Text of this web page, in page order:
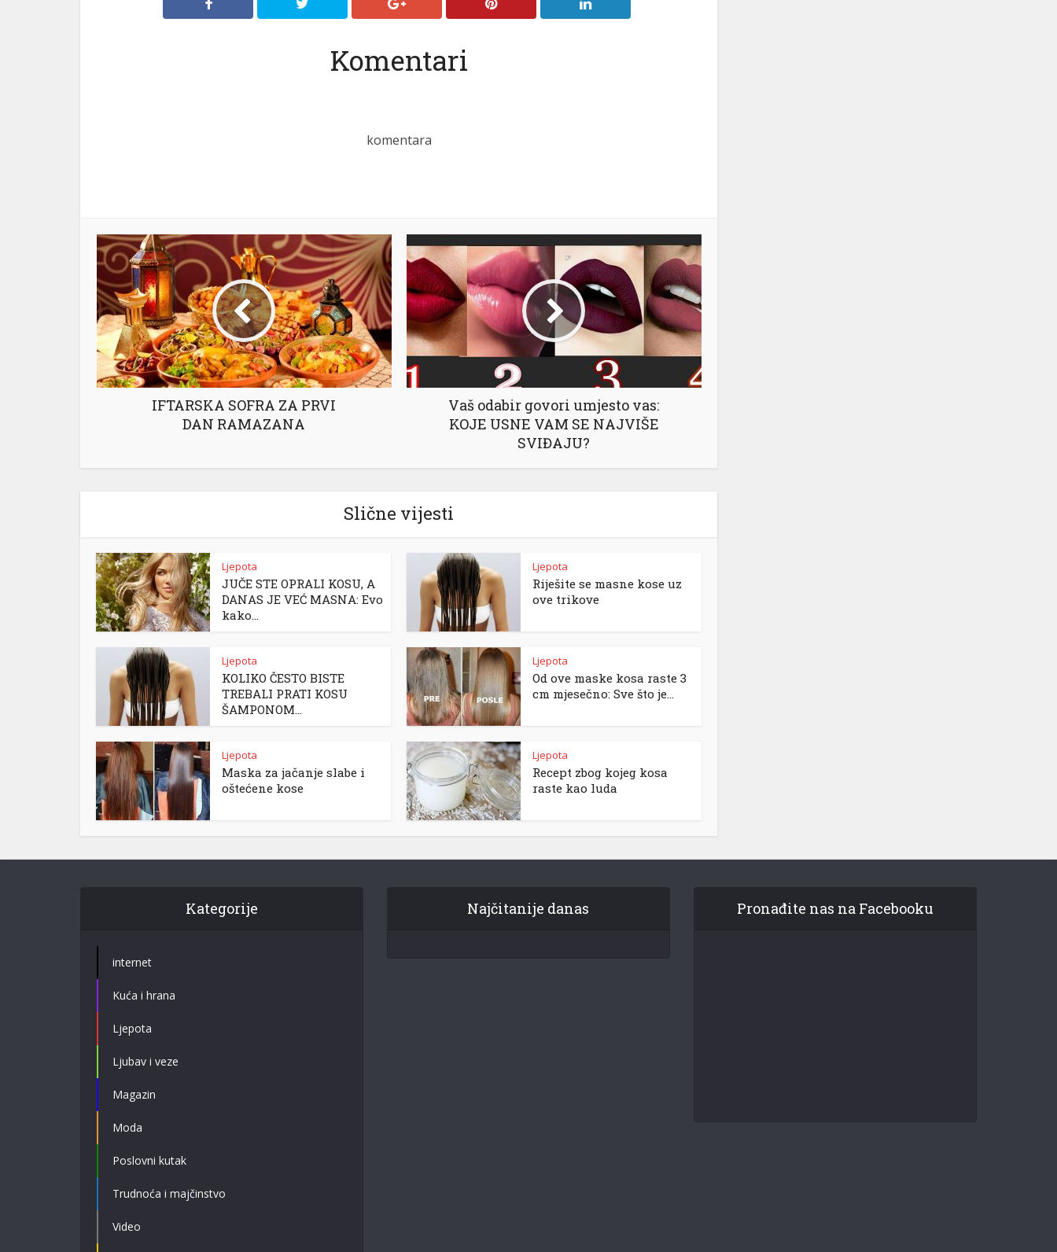
Komentari
komentara
IFTARSKA SOFRA ZA PRVI
DAN RAMAZANA
Vaš odabir govori umjesto vas:
KOJE USNE VAM SE NAJVIŠE
SVIĐAJU?
Slične vijesti
Ljepota
JUČE STE OPRALI KOSU, A
DANAS JE VEĆ MASNA: Evo
kako...
Ljepota
Riješite se masne kose uz
ove trikove
Ljepota
KOLIKO ČESTO BISTE
TREBALI PRATI KOSU
ŠAMPONOM...
Ljepota
Od ove maske kosa raste 3
cm mjesečno: Sve što je...
Ljepota
Maska za jačanje slabe i
oštećene kose
Ljepota
Recept zbog kojeg kosa
raste kao luda
Kategorije
internet
Kuća i hrana
Ljepota
Ljubav i veze
Magazin
Moda
Poslovni kutak
Trudnoća i majčinstvo
Video
Najčitanije danas Pronađite nas na Facebooku